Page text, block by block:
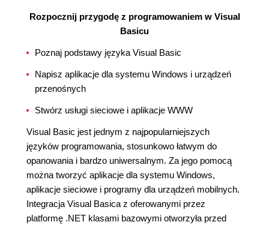
Rozpocznij przygodę z programowaniem w Visual
Basicu
Poznaj podstawy języka Visual Basic
Napisz aplikacje dla systemu Windows i urządzeń
przenośnych
Stwórz usługi sieciowe i aplikacje WWW
Visual Basic jest jednym z najpopularniejszych
języków programowania, stosunkowo łatwym do
opanowania i bardzo uniwersalnym. Za jego pomocą
można tworzyć aplikacje dla systemu Windows,
aplikacje sieciowe i programy dla urządzeń mobilnych.
Integracja Visual Basica z oferowanymi przez
platformę .NET klasami bazowymi otworzyła przed